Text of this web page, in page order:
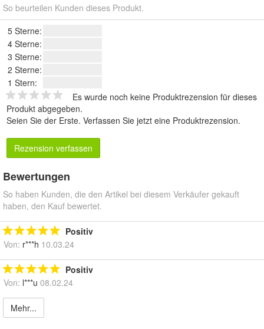
So beurteilen Kunden dieses Produkt.
5 Sterne:
4 Sterne:
3 Sterne:
2 Sterne:
1 Stern:
Es wurde noch keine Produktrezension für dieses
Produkt abgegeben.
Seien Sie der Erste. Verfassen Sie jetzt eine Produktrezension.
Rezension verfassen
Bewertungen
So haben Kunden, die den Artikel bei diesem Verkäufer gekauft
haben, den Kauf bewertet.
Positiv
Von: r***h 10.03.24
Positiv
Von: l***u 08.02.24
Mehr...